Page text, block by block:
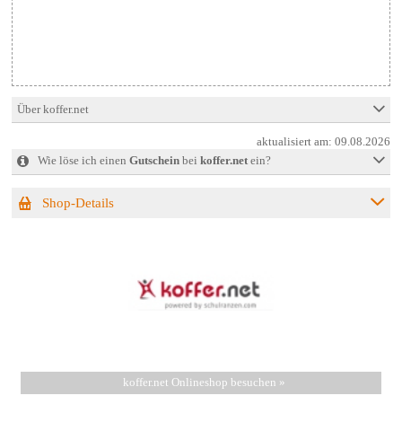
Über koffer.net
aktualisiert am:09.08.2026
Wie löse ich einen Gutscheinbei koffer.netein?
Shop-Details
koffer.net Onlineshop besuchen »